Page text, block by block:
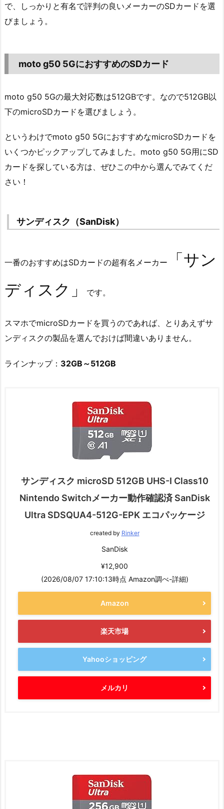
で、しっかりと有名で評判の良いメーカーのSDカードを選
びましょう。
moto g50 5GにおすすめのSDカード
moto g50 5Gの最大対応数は512GBです。なので512GB以
下のmicroSDカードを選びましょう。
というわけでmoto g50 5GにおすすめなmicroSDカードを
いくつかピックアップしてみました。moto g50 5G用にSD
カードを探している方は、ぜひこの中から選んでみてくだ
さい！
サンディスク（SanDisk）
一番のおすすめはSDカードの超有名メーカー
「サン
ディスク」
です。
スマホでmicroSDカードを買うのであれば、とりあえずサ
ンディスクの製品を選んでおけば間違いありません。
ラインナップ： 32GB～512GB
サンディスク microSD 512GB UHS-I Class10
Nintendo Switchメーカー動作確認済 SanDisk
Ultra SDSQUA4-512G-EPK エコパッケージ
created by Rinker
SanDisk
¥12,900
(2026/08/07 17:10:13時点 Amazon調べ-詳細)
Amazon
楽天市場
Yahooショッピング
メルカリ